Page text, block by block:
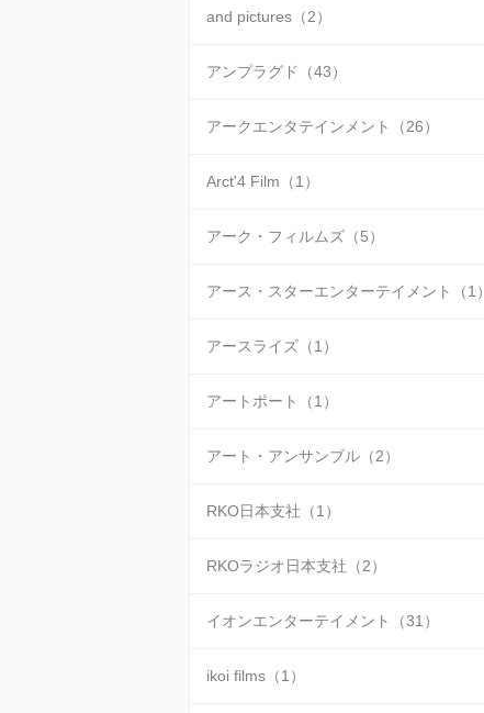
and pictures（2）
アンプラグド（43）
アークエンタテインメント（26）
Arct'4 Film（1）
アーク・フィルムズ（5）
アース・スターエンターテイメント（1）
アースライズ（1）
アートポート（1）
アート・アンサンブル（2）
RKO日本支社（1）
RKOラジオ日本支社（2）
イオンエンターテイメント（31）
ikoi films（1）